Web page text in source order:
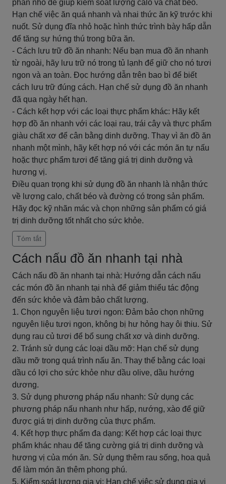
phần nhỏ để giúp kiểm soát lượng calo và chất béo.
Hạn chế việc ăn quá nhanh và nhai thức ăn kỹ trước khi
nuốt. Sử dụng đĩa nhỏ hoặc hình thức trình bày hấp dẫn
để tăng sự hứng thú trong bữa ăn.
- Cách lưu trữ đồ ăn nhanh: Nếu bạn mua đồ ăn nhanh
từ ngoài, hãy lưu trữ nó trong tủ lạnh để giữ cho nó tươi
ngon và an toàn. Đọc hướng dẫn trên bao bì để biết
cách lưu trữ đúng cách. Hạn chế sử dụng đồ ăn nhanh
đã qua ngày hết hạn.
- Cách kết hợp với các loại thực phẩm khác: Hãy kết
hợp đồ ăn nhanh với các loại rau, trái cây và thực phẩm
giàu chất xơ để cân bằng dinh dưỡng. Thay vì ăn đồ ăn
nhanh một mình, hãy kết hợp nó với các món ăn tự nấu
hoặc thực phẩm tươi để tăng giá trị dinh dưỡng và
hương vị.
Điều quan trọng khi sử dụng đồ ăn nhanh là nhận thức
về lượng calo, chất béo và đường có trong sản phẩm.
Hãy đọc kỹ nhãn mác và chọn những sản phẩm có giá
trị dinh dưỡng tốt nhất cho sức khỏe.
Tóm tắt
Cách nấu đồ ăn nhanh tại nhà
Cách nấu đồ ăn nhanh tại nhà: Hướng dẫn cách nấu
các món đồ ăn nhanh tại nhà để giảm thiểu tác động
đến sức khỏe và đảm bảo chất lượng.
1. Chọn nguyên liệu tươi ngon: Đảm bảo chọn những
nguyên liệu tươi ngon, không bị hư hỏng hay ôi thiu. Sử
dụng rau củ tươi để bổ sung chất xơ và dinh dưỡng.
2. Tránh sử dụng các loại dầu mỡ: Hạn chế sử dụng
dầu mỡ trong quá trình nấu ăn. Thay thế bằng các loại
dầu có lợi cho sức khỏe như dầu olive, dầu hướng
dương.
3. Sử dụng phương pháp nấu nhanh: Sử dụng các
phương pháp nấu nhanh như hấp, nướng, xào để giữ
được giá trị dinh dưỡng của thực phẩm.
4. Kết hợp thực phẩm đa dạng: Kết hợp các loại thực
phẩm khác nhau để tăng cường giá trị dinh dưỡng và
hương vị của món ăn. Sử dụng thêm rau sống, hoa quả
để làm món ăn thêm phong phú.
5. Kiểm soát lượng gia vị: Hạn chế việc sử dụng gia vị